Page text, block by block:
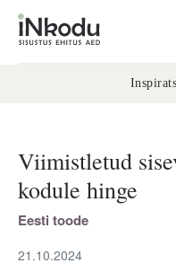
Viimistletud
kodule hinge
Eesti toode
21.10.2024